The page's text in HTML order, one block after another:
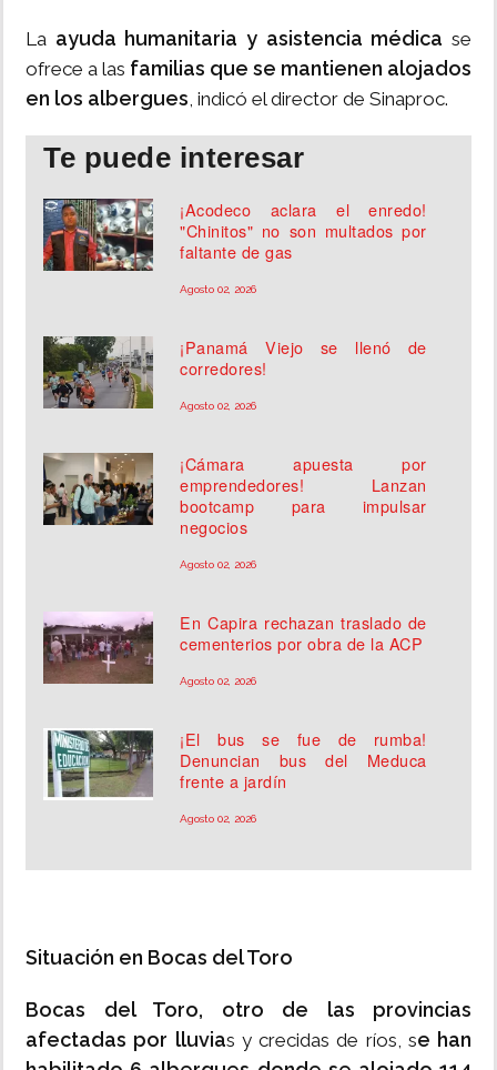
La ayuda humanitaria y asistencia médica se
ofrece a las familias que se mantienen alojados
en los albergues, indicó el director de Sinaproc.
Te puede interesar
¡Acodeco aclara el enredo!
"Chinitos" no son multados por
faltante de gas
Agosto 02, 2026
¡Panamá Viejo se llenó de
corredores!
Agosto 02, 2026
¡Cámara apuesta por
emprendedores! Lanzan
bootcamp para impulsar
negocios
Agosto 02, 2026
En Capira rechazan traslado de
cementerios por obra de la ACP
Agosto 02, 2026
¡El bus se fue de rumba!
Denuncian bus del Meduca
frente a jardín
Agosto 02, 2026
Situación en Bocas del Toro
Bocas del Toro, otro de las provincias
afectadas por lluvias y crecidas de ríos, se han